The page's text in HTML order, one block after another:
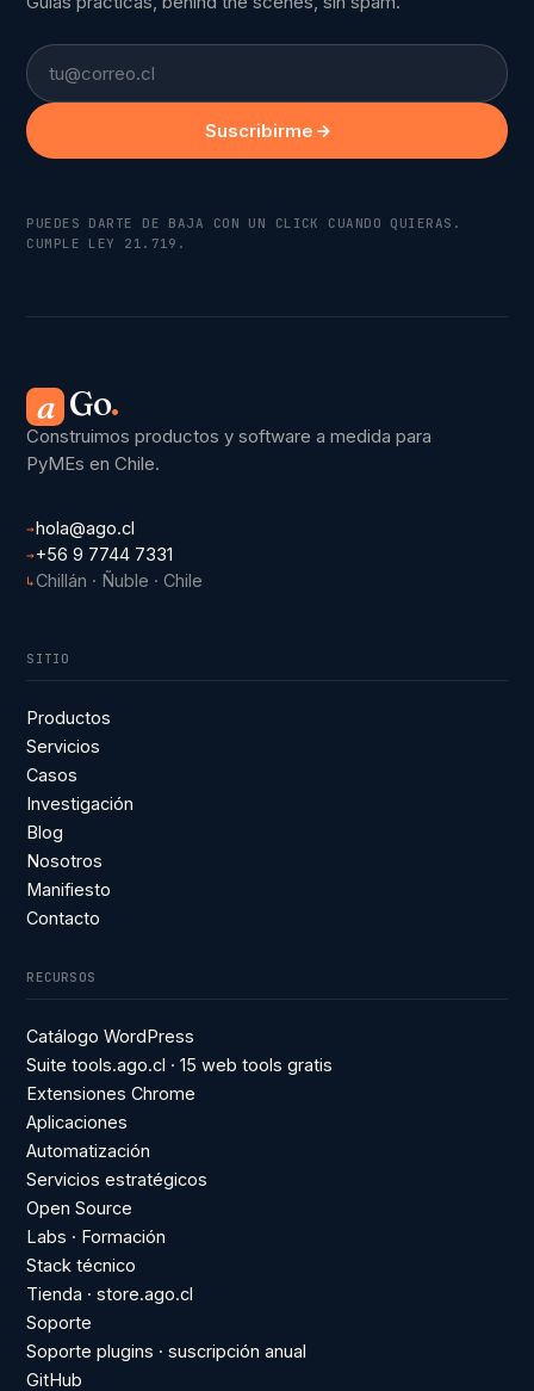
Email
Suscribirme
PUEDES DARTE DE BAJA CON UN CLICK CUANDO QUIERAS.
CUMPLE LEY 21.719.
a Go.
Construimos productos y software a medida para
PyMEs en Chile.
→hola@ago.cl
→ +56 9 7744 7331
↳Chillán · Ñuble · Chile
SITIO
Productos
Servicios
Casos
Investigación
Blog
Nosotros
Manifiesto
Contacto
RECURSOS
Catálogo WordPress
Suite tools.ago.cl · 15 web tools gratis
Extensiones Chrome
Aplicaciones
Automatización
Servicios estratégicos
Open Source
Labs · Formación
Stack técnico
Tienda · store.ago.cl
Soporte
Soporte plugins · suscripción anual
GitHub